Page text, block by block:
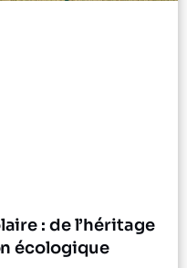
: de l’héritage
écologique